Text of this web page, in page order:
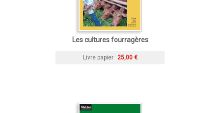
Les cultures fourragères
Livre papier 25,00 €